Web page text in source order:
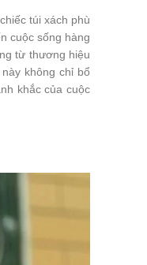
túi xách phù
cuộc sống hàng
từ thương hiệu
không chỉ bổ
khắc của cuộc